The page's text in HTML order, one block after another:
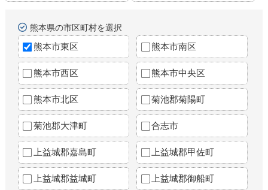
熊本県の市区町村を選択
熊本市東区 熊本市南区
熊本市西区 熊本市中央区
熊本市北区 菊池郡菊陽町
菊池郡大津町 合志市
上益城郡嘉島町 上益城郡甲佐町
上益城郡益城町 上益城郡御船町